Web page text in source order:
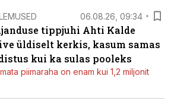
06.08.26, 09:34
tippjuhi Ahti Kalde
üldiselt kerkis, kasum samas
kui ka sulas pooleks
piimaraha on enam kui 1,2 miljonit